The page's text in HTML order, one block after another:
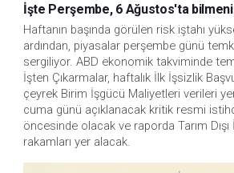
İşte Perşembe, 6 Ağustos'ta
Haftanın başında görülen risk iştahı
ardından, piyasalar perşembe günü
sergiliyor. ABD ekonomik takviminde
İşten Çıkarmalar, haftalık İlk İşsizlik
çeyrek Birim İşgücü Maliyetleri verileri
cuma günü açıklanacak kritik resmi
öncesinde olacak ve raporda Tarım
rakamları yer alacak.